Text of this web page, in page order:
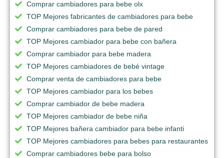
Comprar cambiadores para bebe olx
TOP Mejores fabricantes de cambiadores para bebe
Comprar cambiadores para bebe de pared
TOP Mejores cambiador para bebe con bañera
Comprar cambiador para bebe madera
TOP Mejores cambiadores de bebé vintage
Comprar venta de cambiadores para bebe
TOP Mejores cambiador para los bebes
Comprar cambiador de bebe madera
TOP Mejores cambiador de bebe niña
TOP Mejores bañera cambiador para bebe infanti
TOP Mejores cambiadores para bebes para restaurantes
Comprar cambiadores bebe para bolso